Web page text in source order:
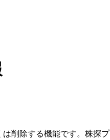
削除する機能です。 株探